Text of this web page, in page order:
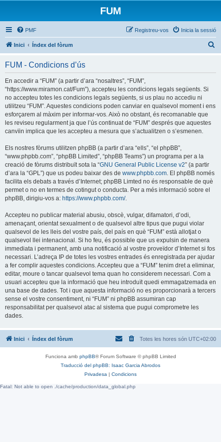
FUM
PMF Inicia la sessió
Registreu-vos
Inici Índex del fòrum
FUM - Condicions d’ús
En accedir a “FUM” (a partir d’ara “nosaltres”, “FUM”,
“https://www.miramon.cat/Fum”), accepteu les condicions legals següents. Si
no accepteu totes les condicions legals següents, si us plau no accediu ni
utilitzeu “FUM”. Aquestes condicions poden canviar en qualsevol moment i ens
esforçarem al màxim per informar-vos. Això no obstant, és recomanable que
les reviseu regularment ja que l’ús continuat de “FUM” després que aquestes
canvïin implica que les accepteu a mesura que s’actualitzen o s’esmenen.
Els nostres fòrums utilitzen phpBB (a partir d’ara “ells”, “el phpBB”,
“www.phpbb.com”, “phpBB Limited”, “phpBB Teams”) un programa per a la
creació de fòrums distribuït sota la “GNU General Public License v2” (a partir
d’ara la “GPL”) que us podeu baixar des de www.phpbb.com. El phpBB només
facilita els debats a través d’Internet; phpBB Limted no és responsable de què
permet o no en termes de cotingut o conducta. Per a més informació sobre el
phpBB, dirigiu-vos a: https://www.phpbb.com/.
Accepteu no publicar material abusiu, obscè, vulgar, difamatori, d’odi,
amenaçant, orientat sexualment o de qualsevol altre tipus que pugui violar
qualsevol de les lleis del vostre país, del país en què “FUM” està allotjat o
qualsevol llei intenacional. Si ho feu, és possible que us expulsin de manera
immediata i permanent, amb una notificació al vostre proveïdor d’Internet si fos
necessari. L’adreça IP de totes les vostres entrades és enregistrada per ajudar
a fer complir aquestes condicions. Accepteu que a “FUM” tenim dret a eliminar,
editar, moure o tancar qualsevol tema quan ho considerem necessari. Com a
usuari accepteu que la informació que heu introduït quedi emmagatzemada en
una base de dades. Tot i que aquesta informació no es proporcionarà a tercers
sense el vostre consentiment, ni “FUM” ni phpBB assumiran cap
responsabilitat per qualsevol atac al sistema que pugui comprometre les
dades.
Inici Índex del fòrum Totes les hores són UTC+02:00
Funciona amb phpBB® Forum Software © phpBB Limited
Traducció del phpBB: Isaac Garcia Abrodos
Privadesa | Condicions
Fatal: Not able to open ./cache/production/data_global.php